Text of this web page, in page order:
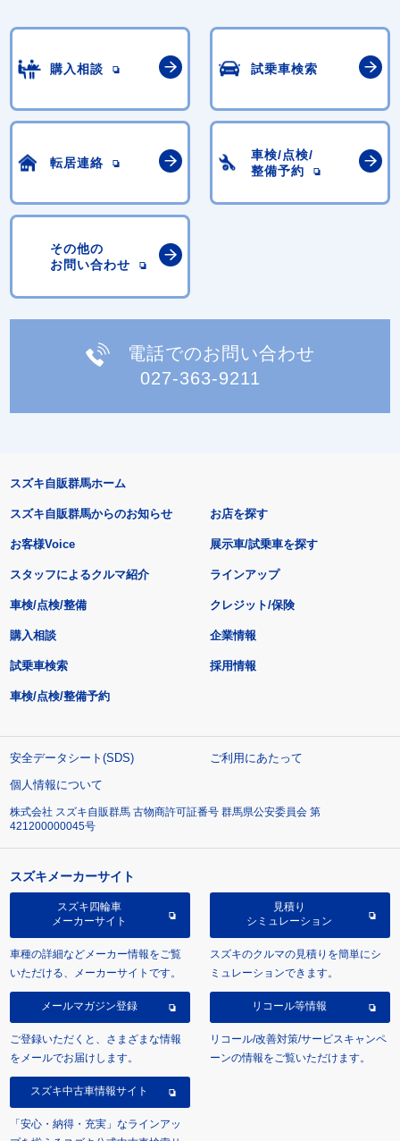
購入相談 試乗車検索
転居連絡
車検/点検/
整備予約
その他の
お問い合わせ
電話でのお問い合わせ
027-363-9211
スズキ自販群馬ホーム
スズキ自販群馬からのお知らせ
お客様Voice
スタッフによるクルマ紹介
お店を探す
展示車/試乗車を探す
ラインアップ
車検/点検/整備 クレジット/保険
購入相談
試乗車検索
車検/点検/整備予約
企業情報
採用情報
安全データシート(SDS)
ご利用にあたって
個人情報について
株式会社 スズキ自販群馬 古物商許可証番号 群馬県公安委員会 第
421200000045号
スズキメーカーサイト
スズキ四輪車
メーカーサイト
車種の詳細などメーカー情報をご覧
いただける、メーカーサイトです。
見積り
シミュレーション
スズキのクルマの見積りを簡単にシ
ミュレーションできます。
メールマガジン登録
ご登録いただくと、さまざまな情報
をメールでお届けします。
リコール等情報
リコール/改善対策/サービスキャンペ
ーンの情報をご覧いただけます。
スズキ中古車情報サイト
「安心・納得・充実」なラインアッ